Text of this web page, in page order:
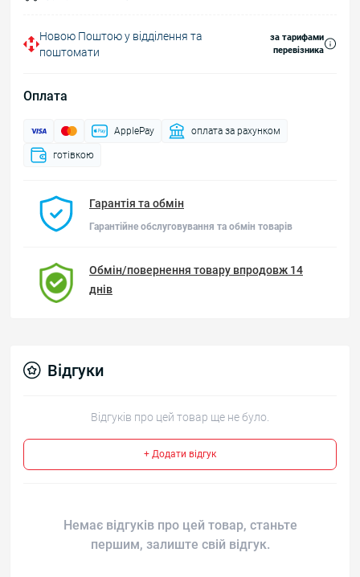
Новою Поштою у відділення та
поштомати
за тарифами
перевізника
Оплата
ApplePay оплата за рахунком
готівкою
Гарантія та обмін
Гарантійне обслуговування та обмін товарів
Обмін/повернення товару впродовж 14
днів
Відгуки
Відгуків про цей товар ще не було.
+ Додати відгук
Немає відгуків про цей товар, станьте
першим, залиште свій відгук.